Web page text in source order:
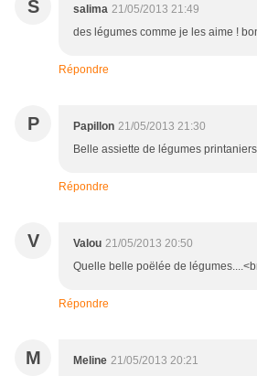
S salima 21/05/2013 21:49
des légumes comme je les aime !
Répondre
P Papillon 21/05/2013 21:30
Belle assiette de légumes
Répondre
V Valou 21/05/2013 20:50
Quelle belle poëlée de
Répondre
M Meline 21/05/2013 20:21